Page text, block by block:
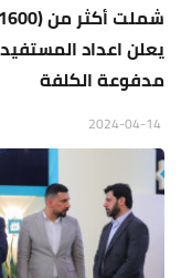
يعلن اعداد
مدفوعة الكلفة